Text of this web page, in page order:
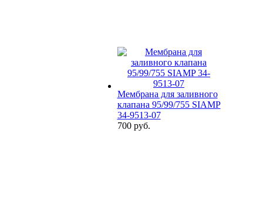
Мембрана для заливного
клапана 95/99/755 SIAMP
34-9513-07
700 руб.